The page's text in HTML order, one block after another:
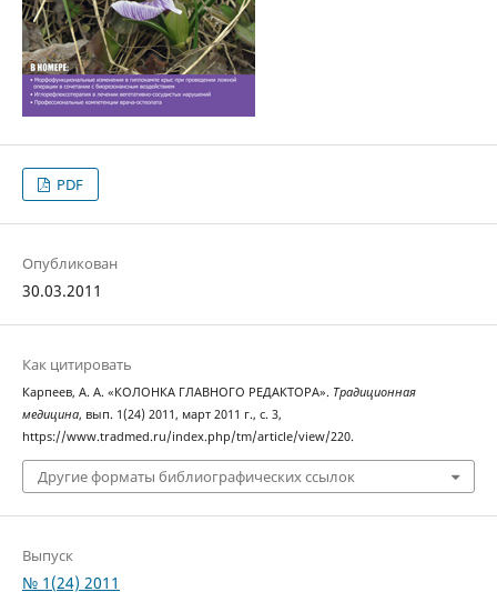
PDF
Опубликован
30.03.2011
Как цитировать
Карпеев, А. А. «КОЛОНКА ГЛАВНОГО РЕДАКТОРА». Традиционная
медицина, вып. 1(24) 2011, март 2011 г., с. 3,
https://www.tradmed.ru/index.php/tm/article/view/220.
Другие форматы библиографических ссылок
Выпуск
№ 1(24) 2011